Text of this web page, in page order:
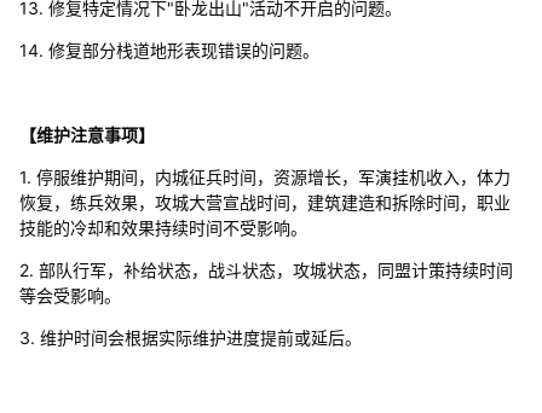
13. 修复特定情况下"卧龙出山"活动不开启的问题。
14. 修复部分栈道地形表现错误的问题。
【维护注意事项】
1. 停服维护期间，内城征兵时间，资源增长，军演挂机收入，体力
恢复，练兵效果，攻城大营宣战时间，建筑建造和拆除时间，职业
技能的冷却和效果持续时间不受影响。
2. 部队行军，补给状态，战斗状态，攻城状态，同盟计策持续时间
等会受影响。
3. 维护时间会根据实际维护进度提前或延后。